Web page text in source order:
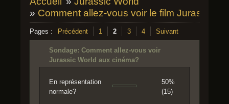
» Comment allez-vous voir le film Jurassic
Pages : Précédent 1 2 3 4 Suivant
Sondage: Comment allez-vous voir
Jurassic World aux cinéma?
En représentation
normale?
50%
(15)